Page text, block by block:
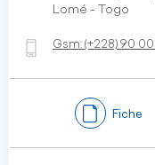
Lomé - Togo
Gsm:(+228)90 00
Fiche